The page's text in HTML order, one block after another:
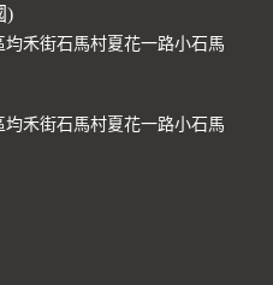
)
禾街石馬村夏花一路小石馬
禾街石馬村夏花一路小石馬